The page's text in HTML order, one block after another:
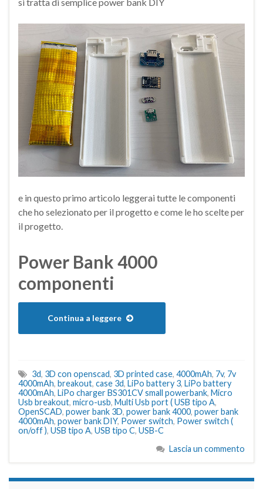
e in questo primo articolo leggerai tutte le componenti
che ho selezionato per il progetto e come le ho scelte per
il progetto.
Power Bank 4000
componenti
Continua a leggere
3d, 3D con openscad, 3D printed case, 4000mAh, 7v, 7v
4000mAh, breakout, case 3d, LiPo battery 3, LiPo battery
4000mAh, LiPo charger BS301CV small powerbank, Micro
Usb breakout, micro-usb, Multi Usb port ( USB tipo A,
OpenSCAD, power bank 3D, power bank 4000, power bank
4000mAh, power bank DIY, Power switch, Power switch (
on/off ), USB tipo A, USB tipo C, USB-C
Lascia un commento